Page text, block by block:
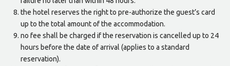
the hotel reserves the right to pre-authorize the guest’s card
up to the total amount of the accommodation.
no fee shall be charged if the reservation is cancelled up to 24
hours before the date of arrival (applies to a standard
reservation).